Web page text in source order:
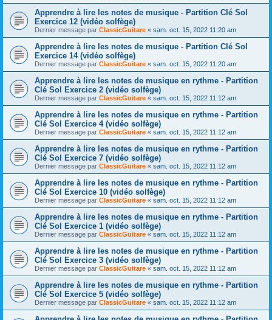
Apprendre à lire les notes de musique - Partition Clé Sol
Exercice 12 (vidéo solfège)
Dernier message par ClassicGuitare « sam. oct. 15, 2022 11:20 am
Apprendre à lire les notes de musique - Partition Clé Sol
Exercice 14 (vidéo solfège)
Dernier message par ClassicGuitare « sam. oct. 15, 2022 11:20 am
Apprendre à lire les notes de musique en rythme - Partition
Clé Sol Exercice 2 (vidéo solfège)
Dernier message par ClassicGuitare « sam. oct. 15, 2022 11:12 am
Apprendre à lire les notes de musique en rythme - Partition
Clé Sol Exercice 4 (vidéo solfège)
Dernier message par ClassicGuitare « sam. oct. 15, 2022 11:12 am
Apprendre à lire les notes de musique en rythme - Partition
Clé Sol Exercice 7 (vidéo solfège)
Dernier message par ClassicGuitare « sam. oct. 15, 2022 11:12 am
Apprendre à lire les notes de musique en rythme - Partition
Clé Sol Exercice 10 (vidéo solfège)
Dernier message par ClassicGuitare « sam. oct. 15, 2022 11:12 am
Apprendre à lire les notes de musique en rythme - Partition
Clé Sol Exercice 1 (vidéo solfège)
Dernier message par ClassicGuitare « sam. oct. 15, 2022 11:12 am
Apprendre à lire les notes de musique en rythme - Partition
Clé Sol Exercice 3 (vidéo solfège)
Dernier message par ClassicGuitare « sam. oct. 15, 2022 11:12 am
Apprendre à lire les notes de musique en rythme - Partition
Clé Sol Exercice 5 (vidéo solfège)
Dernier message par ClassicGuitare « sam. oct. 15, 2022 11:12 am